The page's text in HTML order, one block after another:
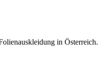
in